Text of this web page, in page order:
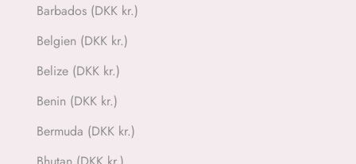
Barbados (DKK kr.)
Belgien (DKK kr.)
Belize (DKK kr.)
Benin (DKK kr.)
Bermuda (DKK kr.)